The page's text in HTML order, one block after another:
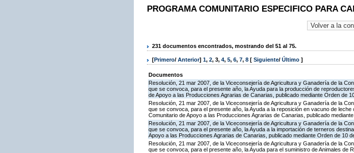
PROGRAMA COMUNITARIO ESPECIFICO PARA
231 documentos encontrados, mostrando del 51 al 75.
[Primero/ Anterior] 1, 2, 3, 4, 5, 6, 7, 8 [ Siguiente/ Último ]
Documentos
Resolución, 21 mar 2007, de la Viceconsejería de Agricultura y Ganadería de la
que se convoca, para el presente año, la Ayuda para la producción de
de Apoyo a las Producciones Agrarias de Canarias, publicado mediante Orden de
Resolución, 21 mar 2007, de la Viceconsejería de Agricultura y Ganadería de la
que se convoca, para el presente año, la Ayuda a la reposición en vacuno de
Comunitario de Apoyo a las Producciones Agrarias de Canarias, publicado
Resolución, 21 mar 2007, de la Viceconsejería de Agricultura y Ganadería de la
que se convoca, para el presente año, la Ayuda a la importación de terneros
Apoyo a las Producciones Agrarias de Canarias, publicado mediante Orden de 10
Resolución, 21 mar 2007, de la Viceconsejería de Agricultura y Ganadería de la
que se convoca, para el presente año, la Ayuda para el suministro de Animales de